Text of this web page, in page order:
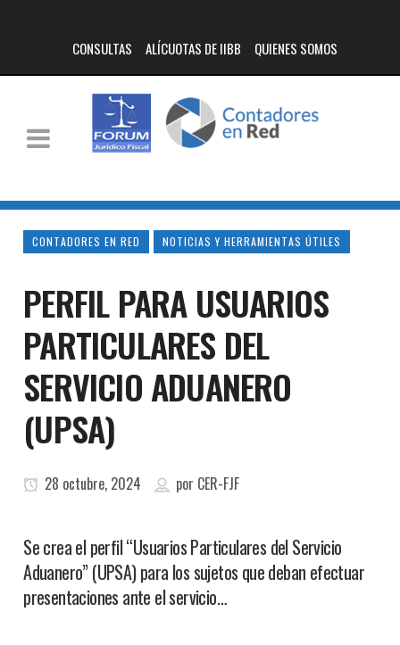
CONSULTAS ALÍCUOTAS DE IIBB QUIENES SOMOS
CONTADORES EN RED NOTICIAS Y HERRAMIENTAS ÚTILES
PERFIL PARA USUARIOS
PARTICULARES DEL
SERVICIO ADUANERO
(UPSA)
28 octubre, 2024 por CER-FJF
Se crea el perfil “Usuarios Particulares del Servicio
Aduanero” (UPSA) para los sujetos que deban efectuar
presentaciones ante el servicio…